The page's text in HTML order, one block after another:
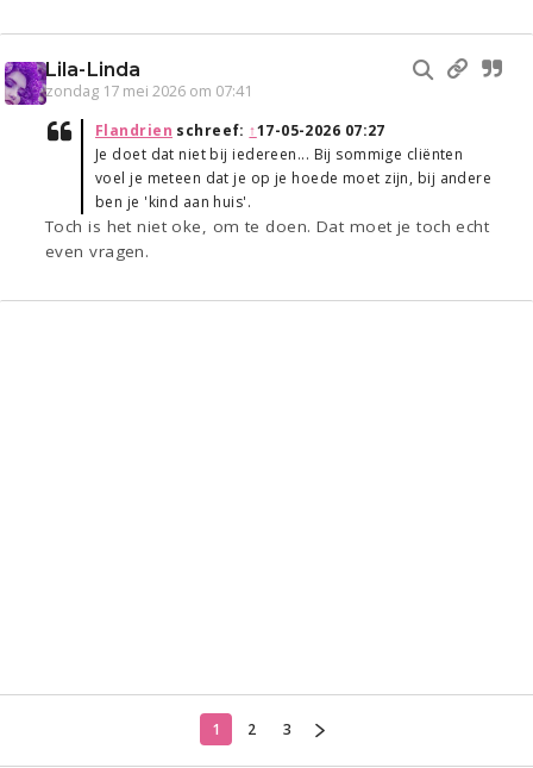
Lila-Linda
zondag 17 mei 2026 om 07:41
Flandrien schreef: ↑17-05-2026 07:27
Je doet dat niet bij iedereen... Bij sommige cliënten
voel je meteen dat je op je hoede moet zijn, bij andere
ben je 'kind aan huis'.
Toch is het niet oke, om te doen. Dat moet je toch echt
even vragen.
1 2 3